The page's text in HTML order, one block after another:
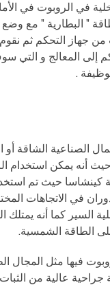
في الروبوت في
” البطارية ” مع
من جهاز التحكم ثم
إلى المعالج و
.
الصناعية الشاقة أو
حيث أنه يمكن استخدام
كينشاسا حيث تم
في الاتجاهات
السير كما أنه يمتلك
الطاقة الشمسية.
فيها مثل المجال
عالية من